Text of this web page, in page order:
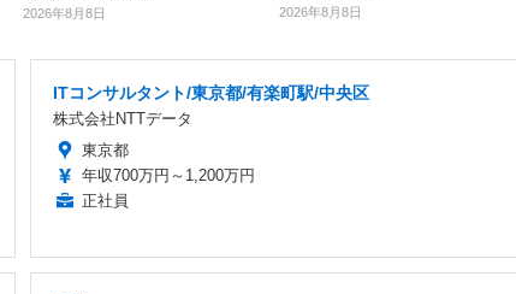
2026年8月8日 2026年8月8日
ITコンサルタント/東京都/有楽町駅/中央区
株式会社NTTデータ
東京都
年収700万円～1,200万円
正社員